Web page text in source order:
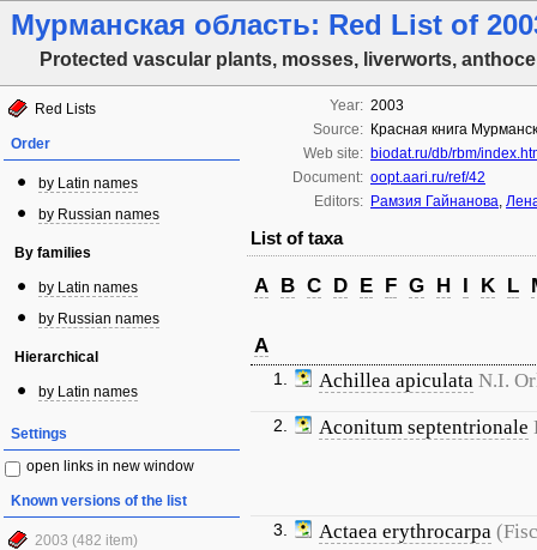
Мурманская область: Red List of
Protected vascular plants, mosses, liverworts,
Red Lists
Order
by Latin names
by Russian names
By families
by Latin names
by Russian names
Hierarchical
by Latin names
Settings
open links in new window
Known versions of the list
2003 (482 item)
Year: 2003
Source: Красная книга
Web site: biodat.ru/db/rbm/
Document: oopt.aari.ru/ref/42
Editors: Рамзия Гайнанова,
List of taxa
A B C D E F G H I K L
A
1. Achillea apiculata N.I.
2. Aconitum septentrionale
3. Actaea erythrocarpa